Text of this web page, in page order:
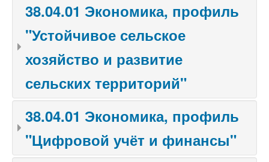
38.04.01 Экономика, профиль
"Устойчивое сельское
хозяйство и развитие
сельских территорий"
38.04.01 Экономика, профиль
"Цифровой учёт и финансы"